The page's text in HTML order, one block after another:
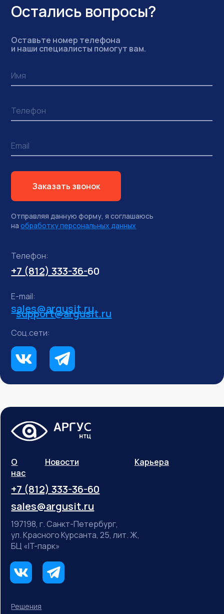
Остались вопросы?
Оставьте номер телефона
и наши специалисты помогут вам.
Заказать звонок
+7 (812) 333-36-60
Телефон:
E-mail:
Соц.сети:
support@argusit.ru
sales@argusit.ru
Отправляя данную форму, я соглашаюсь
на обработку персональных данных
Решения
О
нас
+7 (812) 333-36-60
sales@argusit.ru
Новости Карьера
197198, г. Санкт-Петербург,
ул. Красного Курсанта, 25, лит. Ж,
БЦ «IT-парк»